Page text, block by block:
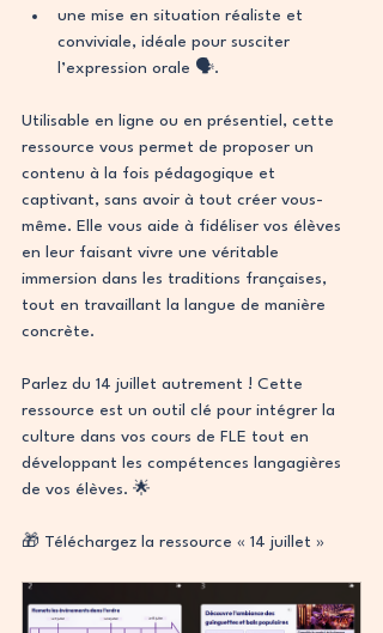
une mise en situation réaliste et
conviviale, idéale pour susciter
l’expression orale 🗣️.
Utilisable en ligne ou en présentiel, cette
ressource vous permet de proposer un
contenu à la fois pédagogique et
captivant, sans avoir à tout créer vous-
même. Elle vous aide à fidéliser vos élèves
en leur faisant vivre une véritable
immersion dans les traditions françaises,
tout en travaillant la langue de manière
concrète.
Parlez du 14 juillet autrement ! Cette
ressource est un outil clé pour intégrer la
culture dans vos cours de FLE tout en
développant les compétences langagières
de vos élèves. 🌟
🎁 Téléchargez la ressource « 14 juillet »